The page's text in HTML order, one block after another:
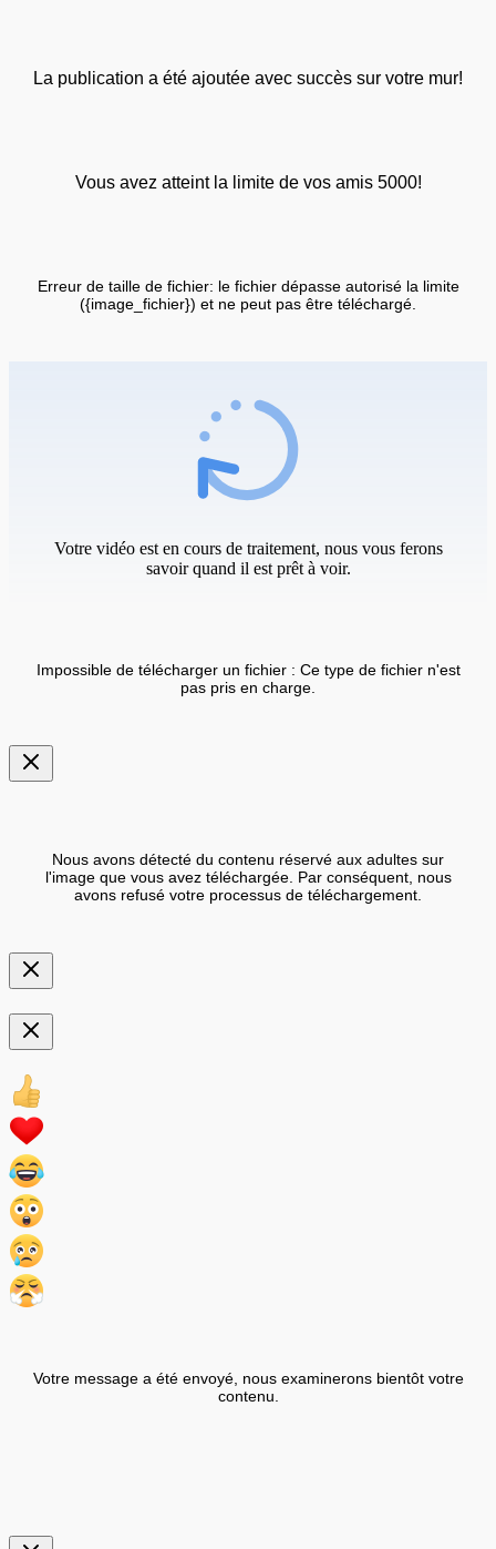
La publication a été ajoutée avec succès sur votre mur!
Vous avez atteint la limite de vos amis 5000!
Erreur de taille de fichier: le fichier dépasse autorisé la limite
({image_fichier}) et ne peut pas être téléchargé.
Votre vidéo est en cours de traitement, nous vous ferons
savoir quand il est prêt à voir.
Impossible de télécharger un fichier : Ce type de fichier n'est
pas pris en charge.
Nous avons détecté du contenu réservé aux adultes sur
l'image que vous avez téléchargée. Par conséquent, nous
avons refusé votre processus de téléchargement.
Votre message a été envoyé, nous examinerons bientôt votre
contenu.